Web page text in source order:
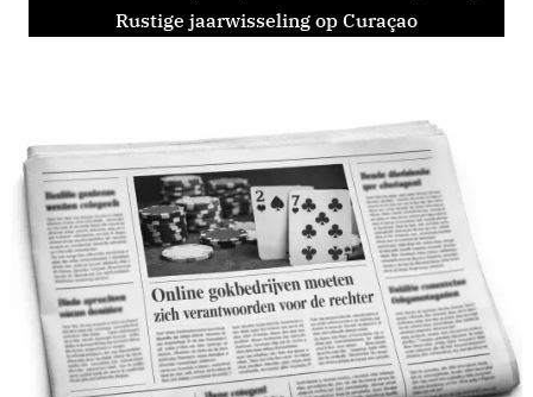
Rustige jaarwisseling op Curaçao